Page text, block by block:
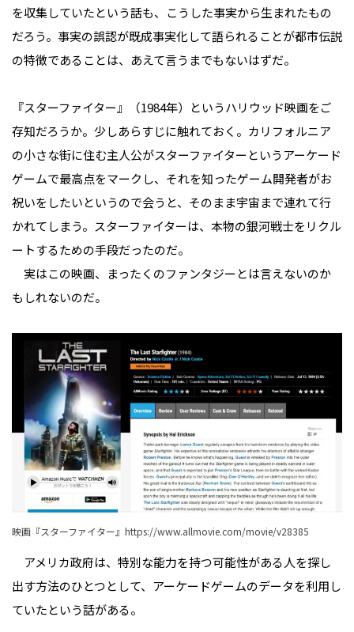
を収集していたという話も、こうした事実から生まれたもの
だろう。事実の誤認が既成事実化して語られることが都市伝説
の特徴であることは、あえて言うまでもないはずだ。
『スターファイター』（1984年）というハリウッド映画をご
存知だろうか。少しあらすじに触れておく。カリフォルニア
の小さな街に住む主人公がスターファイターというアーケード
ゲームで最高点をマークし、それを知ったゲーム開発者がお
祝いをしたいというので会うと、そのまま宇宙まで連れて行
かれてしまう。スターファイターは、本物の銀河戦士をリクル
ートするための手段だったのだ。
実はこの映画、まったくのファンタジーとは言えないのか
もしれないのだ。
映画『スターファイター』 https://www.allmovie.com/movie/v28385
アメリカ政府は、特別な能力を持つ可能性がある人を探し
出す方法のひとつとして、アーケードゲームのデータを利用し
ていたという話がある。